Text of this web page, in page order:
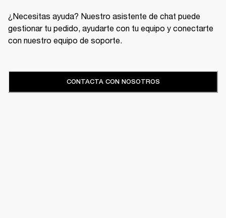
¿Necesitas ayuda? Nuestro asistente de chat puede
gestionar tu pedido, ayudarte con tu equipo y conectarte
con nuestro equipo de soporte.
CONTACTA CON NOSOTROS